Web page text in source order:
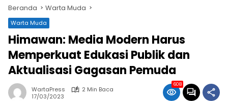
Beranda Warta Muda
Warta Muda
Himawan: Media Modern Harus
Memperkuat Edukasi Publik dan
Aktualisasi Gagasan Pemuda
WartaPress
2 Min Baca
17/03/2023
608